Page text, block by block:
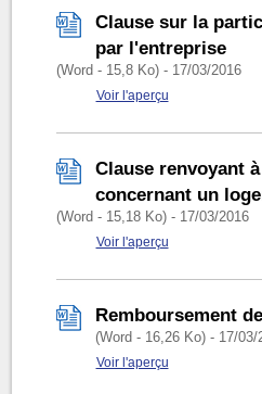
Clause sur la
par l'entreprise
(Word - 15,8 Ko) - 17/03/2016
Voir l'aperçu
Clause renvoyant
concernant un
(Word - 15,18 Ko) - 17/03/2016
Voir l'aperçu
Remboursement
(Word - 16,26 Ko) - 17/03/
Voir l'aperçu